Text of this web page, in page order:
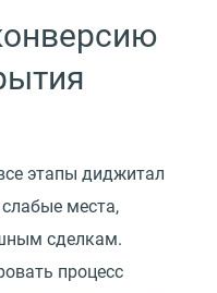
этапы диджитал
места,
сделкам.
процесс